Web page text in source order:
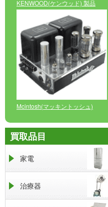
KENWOOD(ケンウッド) 製品
Mcintosh(マッキントッシュ)
買取品目
家電
治療器